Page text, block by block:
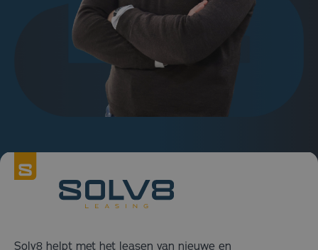
Solv8 helpt met het leasen van nieuwe en